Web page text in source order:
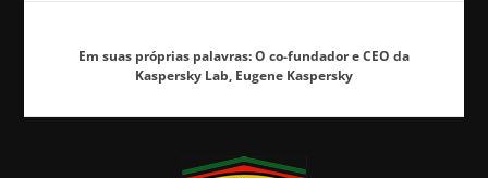
Em suas próprias palavras: O co-fundador e CEO da
Kaspersky Lab, Eugene Kaspersky